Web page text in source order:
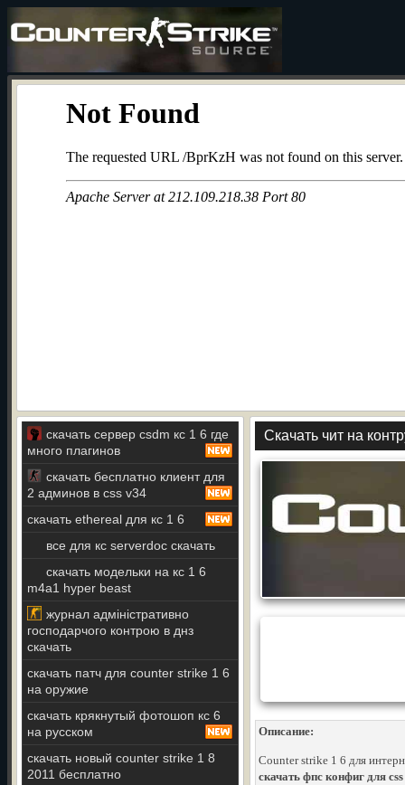
скачать сервер csdm кс 1 6 где
много плагинов
скачать бесплатно клиент для
2 админов в css v34
скачать ethereal для кс 1 6
все для кс serverdoc скачать
скачать модельки на кс 1 6
m4a1 hyper beast
журнал адміністративно
господарчого контрою в днз
скачать
скачать патч для counter strike 1 6
на оружие
скачать крякнутый фотошоп кс 6
на русском
скачать новый counter strike 1 8
2011 бесплатно
Скачать чит на
Описание:
Counter strike 1 6 для
скачать фпс конфиг для